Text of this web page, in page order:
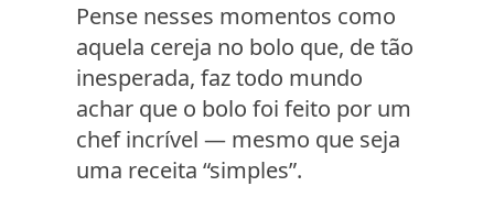
Pense nesses momentos como
aquela cereja no bolo que, de tão
inesperada, faz todo mundo
achar que o bolo foi feito por um
chef incrível — mesmo que seja
uma receita “simples”.